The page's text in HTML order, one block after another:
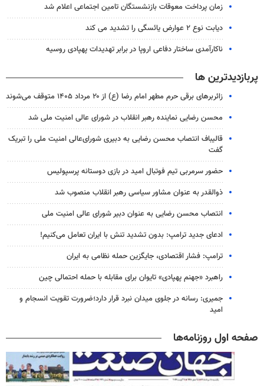
زمان پرداخت معوقات بازنشستگان تامین اجتماعی اعلام شد
دیابت نوع ۲ عوارض یائسگی را تشدید می کند
ناکارآمدی ساختار دفاعی اروپا در برابر تهدیدات پهپادی روسیه
پربازدیدترین ها
زائربرهای برقی حرم مطهر امام رضا (ع) از ۲۰ مرداد ۱۴۰۵ متوقف می‌شوند
محسن رضایی نماینده رهبر انقلاب در شورای عالی امنیت ملی شد
قالیباف انتصاب محسن رضایی به دبیری شورای‌عالی امنیت ملی را تبریک
گفت
حضور سرمربی تیم فوتبال امید در بازی دوستانه پرسپولیس
ذوالقدر به عنوان مشاور سیاسی رهبر انقلاب منصوب شد
انتصاب محسن رضایی به عنوان دبیر شورای عالی امنیت ملی
ادعای جدید ترامپ: بدون تشدید تنش با ایران تعامل می‌کنیم!
ترامپ: فشار اقتصادی، جایگزین حمله نظامی به ایران
راهبرد «جهنم پهپادی» تایوان برای مقابله با حمله احتمالی چین
جمیری: رسانه‌ در جلوی میدان نبرد قرار دارد؛ضرورت تقویت انسجام و
امید
صفحه اول روزنامه‌ها